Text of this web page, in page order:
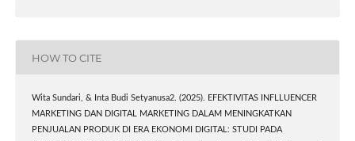
HOW TO CITE
Wita Sundari, & Inta Budi Setyanusa2. (2025). EFEKTIVITAS INFLLUENCER
MARKETING DAN DIGITAL MARKETING DALAM MENINGKATKAN
PENJUALAN PRODUK DI ERA EKONOMI DIGITAL: STUDI PADA